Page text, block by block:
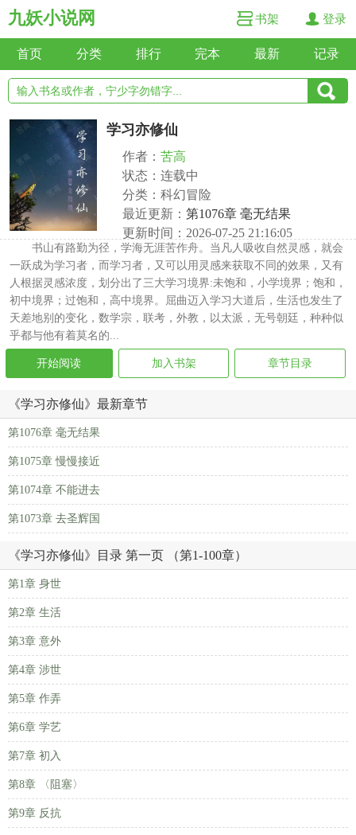
九妖小说网 书架 登录
首页 分类 排行 完本 最新 记录
学习亦修仙
作者： 苦高
状态：连载中
分类：科幻冒险
最近更新： 第1076章 毫无结果
更新时间：2026-07-25 21:16:05
书山有路勤为径，学海无涯苦作舟。当凡人吸收自然灵感，就会
一跃成为学习者，而学习者，又可以用灵感来获取不同的效果，又有
人根据灵感浓度，划分出了三大学习境界:未饱和，小学境界；饱和，
初中境界；过饱和，高中境界。屈曲迈入学习大道后，生活也发生了
天差地别的变化，数学宗，联考，外教，以太派，无号朝廷，种种似
乎都与他有着莫名的...
开始阅读 加入书架 章节目录
《学习亦修仙》最新章节
第1076章 毫无结果
第1075章 慢慢接近
第1074章 不能进去
第1073章 去圣辉国
《学习亦修仙》目录 第一页 （第1-100章）
第1章 身世
第2章 生活
第3章 意外
第4章 涉世
第5章 作弄
第6章 学艺
第7章 初入
第8章 〈阻塞〉
第9章 反抗